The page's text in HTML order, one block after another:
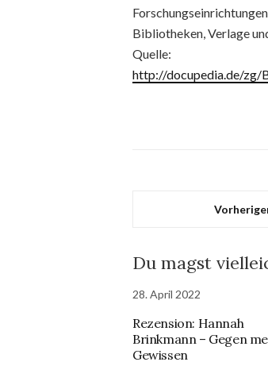
Bibliotheken, Verlage
Quelle:
http://docupedia.de/zg/
Du magst
28. April 2022
Rezension: Hannah
Brinkmann – Gegen
Gewissen